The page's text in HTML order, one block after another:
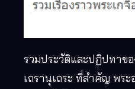
รวมประวัติและปฏิปทาข
เถรานุเถระ ที่สำคัญ พร